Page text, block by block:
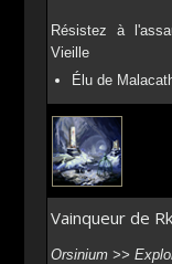
Résistez à
Vieille
Élu de
Vainqueur de
Orsinium >>